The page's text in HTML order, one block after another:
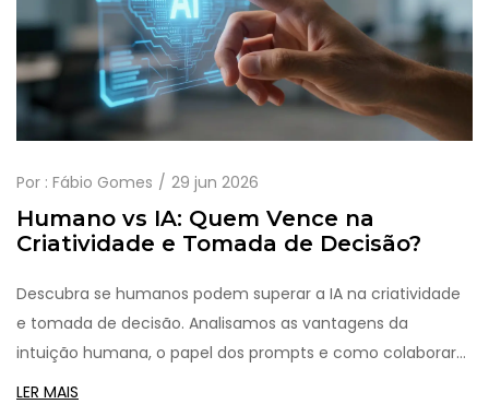
Por : Fábio Gomes 29 jun 2026
Humano vs IA: Quem Vence na
Criatividade e Tomada de Decisão?
Descubra se humanos podem superar a IA na criatividade
e tomada de decisão. Analisamos as vantagens da
intuição humana, o papel dos prompts e como colaborar
com a tecnologia.
LER MAIS